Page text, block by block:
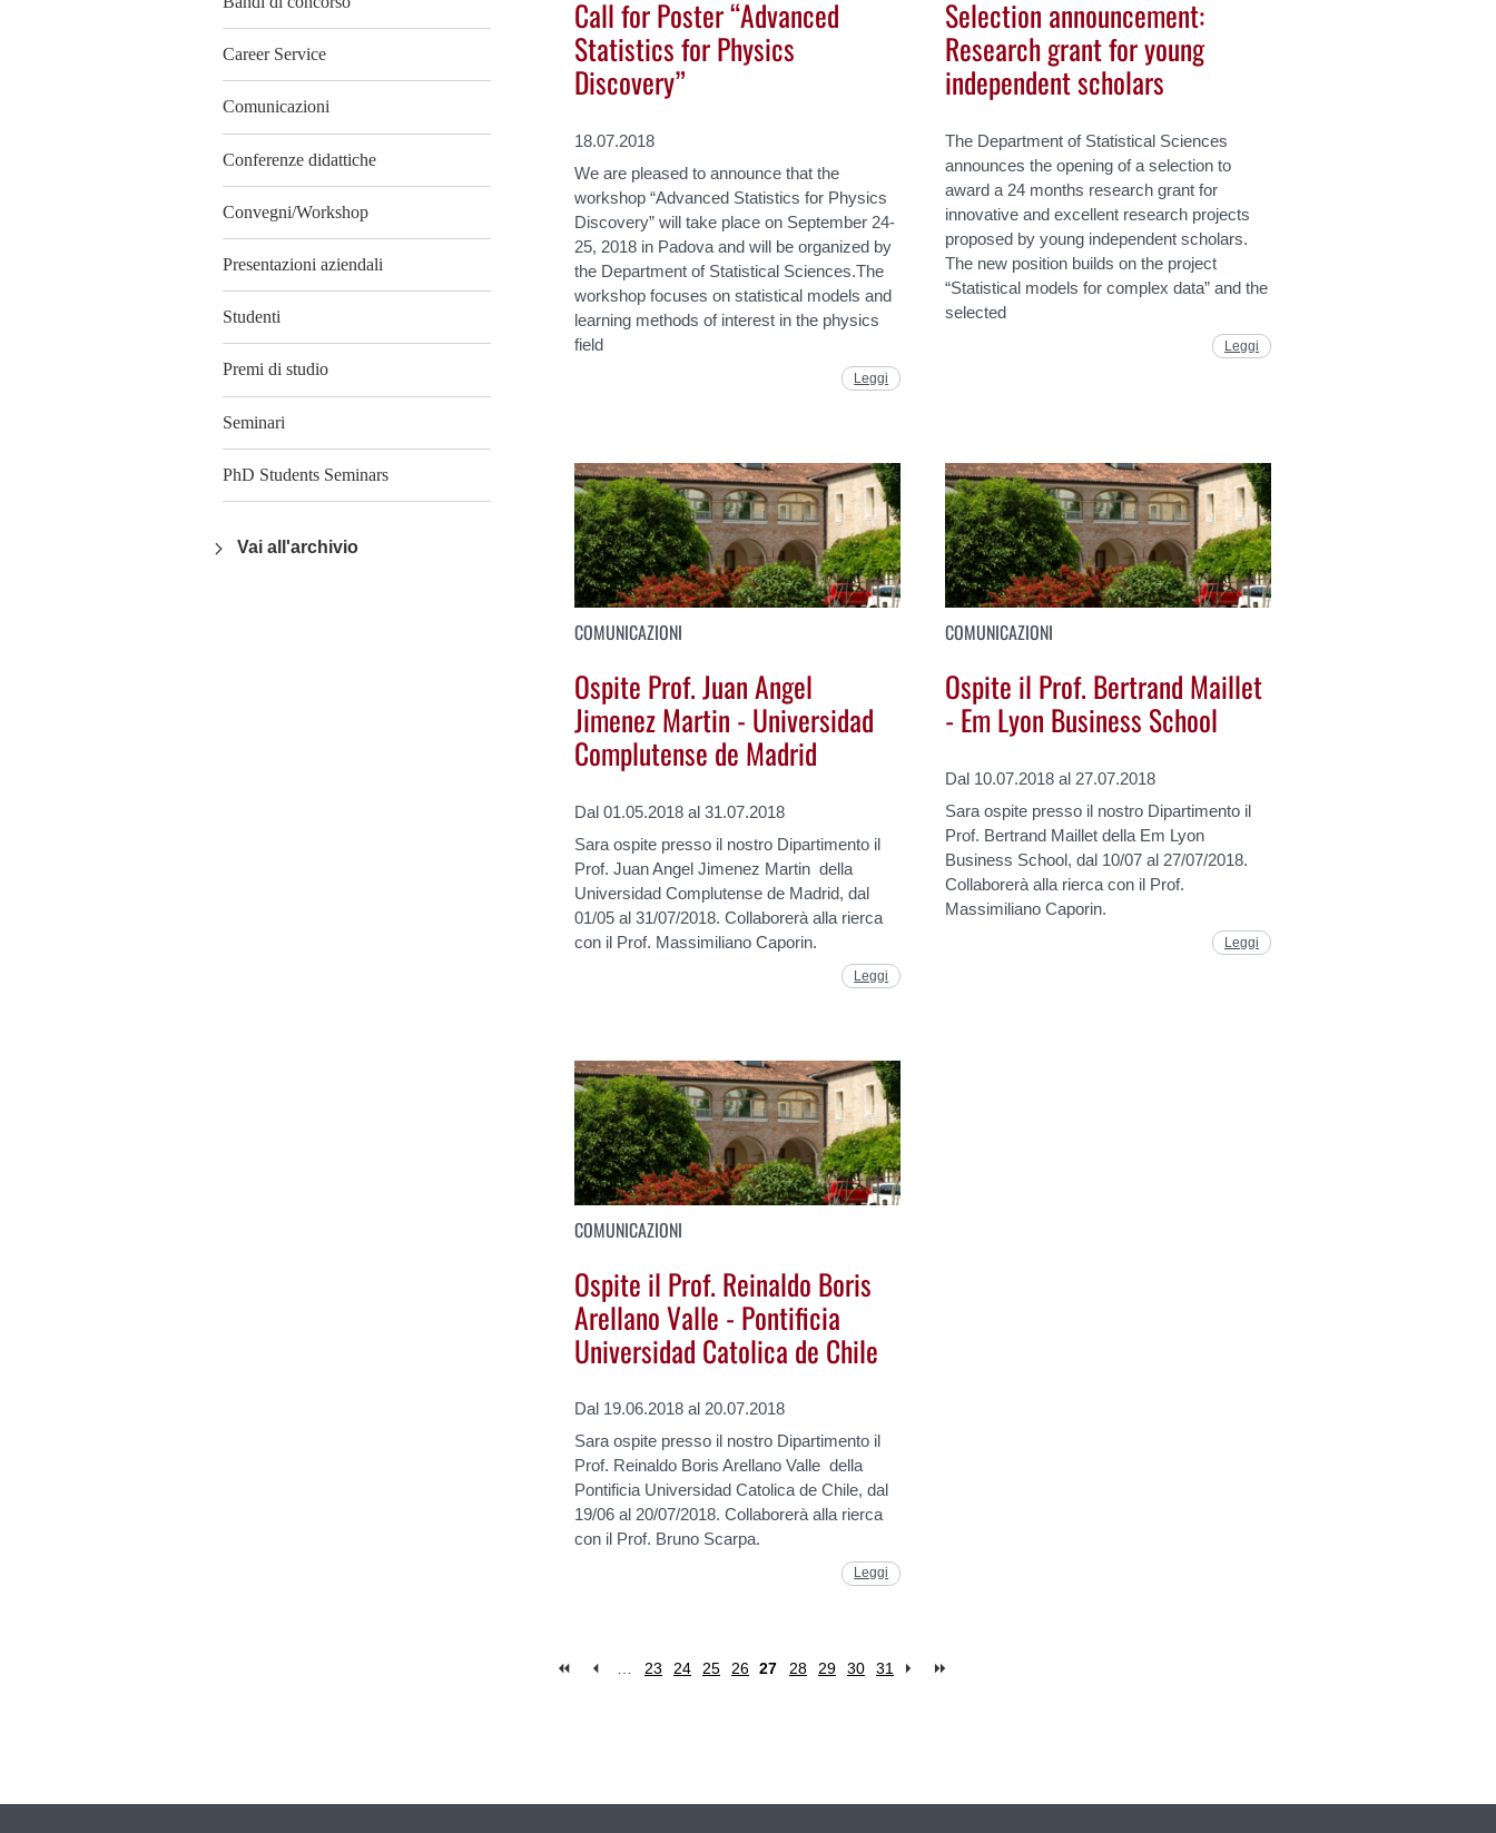
Career Service
Comunicazioni
Conferenze didattiche
Convegni/Workshop
Presentazioni aziendali
Studenti
Premi di studio
Seminari
PhD Students Seminars
Vai all'archivio
Call for Poster “Advanced
Statistics for Physics
Discovery”
18.07.2018
We are pleased to announce that the
workshop “Advanced Statistics for Physics
Discovery” will take place on September 24-
25, 2018 in Padova and will be organized by
the Department of Statistical Sciences.The
workshop focuses on statistical models and
learning methods of interest in the physics
field
Leggi
Selection announcement:
Research grant for young
independent scholars
The Department of Statistical Sciences
announces the opening of a selection to
award a 24 months research grant for
innovative and excellent research projects
proposed by young independent scholars.
The new position builds on the project
“Statistical models for complex data” and the
selected
Leggi
COMUNICAZIONI
Ospite Prof. Juan Angel
Jimenez Martin - Universidad
Complutense de Madrid
Dal 01.05.2018 al 31.07.2018
Sara ospite presso il nostro Dipartimento il
Prof. Juan Angel Jimenez Martin della
Universidad Complutense de Madrid, dal
01/05 al 31/07/2018. Collaborerà alla rierca
con il Prof. Massimiliano Caporin.
Leggi
COMUNICAZIONI
Ospite il Prof. Bertrand Maillet
- Em Lyon Business School
Dal 10.07.2018 al 27.07.2018
Sara ospite presso il nostro Dipartimento il
Prof. Bertrand Maillet della Em Lyon
Business School, dal 10/07 al 27/07/2018.
Collaborerà alla rierca con il Prof.
Massimiliano Caporin.
Leggi
COMUNICAZIONI
Ospite il Prof. Reinaldo Boris
Arellano Valle - Pontificia
Universidad Catolica de Chile
Dal 19.06.2018 al 20.07.2018
Sara ospite presso il nostro Dipartimento il
Prof. Reinaldo Boris Arellano Valle della
Pontificia Universidad Catolica de Chile, dal
19/06 al 20/07/2018. Collaborerà alla rierca
con il Prof. Bruno Scarpa.
Leggi
23 24 25 26 27 28 29 30 31